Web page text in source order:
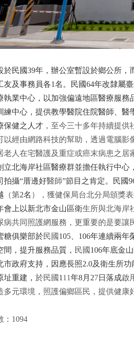
於民國39年，辦公室暫設於鄉公所，
友及事務員各1名。民國64年改隸屬
執業中心，以加強偏遠地區醫療服
練中心，提供教學醫院住院醫師、
保健之人才， 至今三十多年持續提供
以經由網路科技的幫助，透過電腦影
老人在宅醫護及重症或癌末病患之居
立北海岸社區醫療群並擔任執行中心
拍攝“厝邊好醫師”節目之肯定。民國
（第2名 ） ，獲健保局台北分局頒獎表
會上以新北市金山區衛生所與北海岸
病共同照護網服務，更重要的是要
糖俱樂部於民國 105、 106年連續兩年
間，提升服務品質， 民國 106年底金
市政府支持，因應長照2.0及衛生所功
址重建， 於民國 1 11年8月 27日落成啟
多元環境 ， 照護偏鄉區民 ， 提供健康
：1094